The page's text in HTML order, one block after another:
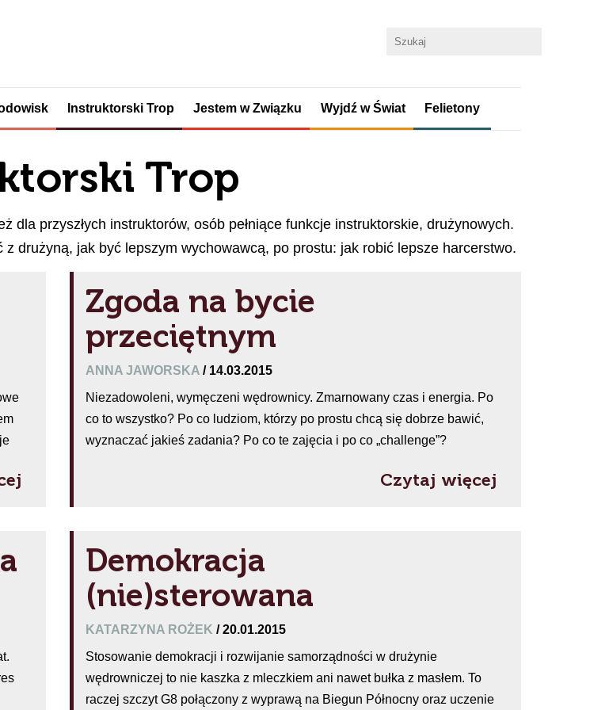
Instruktorski Trop Jestem w Związku Wyjdź w Świat Felietony
Trop
dla przyszłych instruktorów, osób pełniące funkcje instruktorskie, drużynowych.
drużyną, jak być lepszym wychowawcą, po prostu: jak robić lepsze harcerstwo.
Zgoda na bycie
przeciętnym
ANNA JAWORSKA / 14.03.2015
Niezadowoleni, wymęczeni wędrownicy. Zmarnowany czas i energia. Po
co to wszystko? Po co ludziom, którzy po prostu chcą się dobrze bawić,
wyznaczać jakieś zadania? Po co te zajęcia i po co „challenge”?
Czytaj więcej
Demokracja
(nie)sterowana
KATARZYNA ROŻEK / 20.01.2015
Stosowanie demokracji i rozwijanie samorządności w drużynie
wędrowniczej to nie kaszka z mleczkiem ani nawet bułka z masłem. To
raczej szczyt G8 połączony z wyprawą na Biegun Północny oraz uczenie